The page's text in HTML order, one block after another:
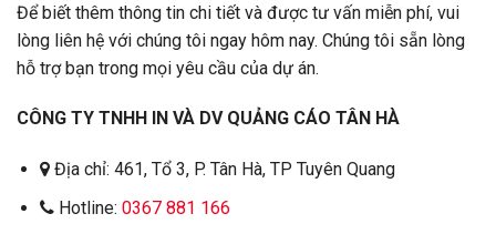
Để biết thêm thông tin chi tiết và được tư vấn miễn phí, vui
lòng liên hệ với chúng tôi ngay hôm nay. Chúng tôi sẵn lòng
hỗ trợ bạn trong mọi yêu cầu của dự án.
CÔNG TY TNHH IN VÀ DV QUẢNG CÁO TÂN HÀ
Địa chỉ: 461, Tổ 3, P. Tân Hà, TP Tuyên Quang
Hotline: 0367 881 166